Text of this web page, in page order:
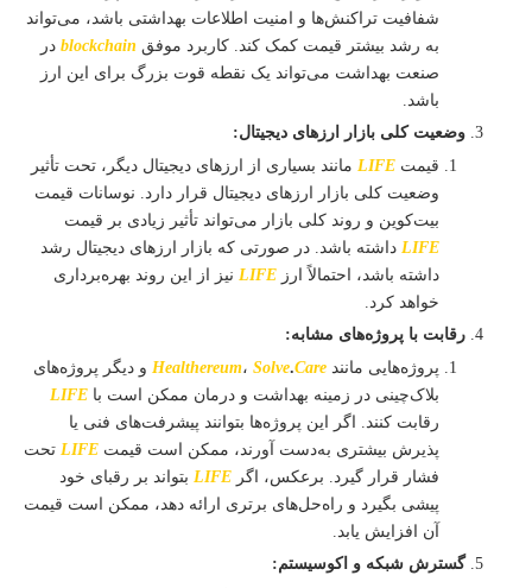
شفافیت تراکنش‌ها و امنیت اطلاعات بهداشتی باشد، می‌تواند
به رشد بیشتر قیمت کمک کند. کاربرد موفق blockchain در
صنعت بهداشت می‌تواند یک نقطه قوت بزرگ برای این ارز
باشد.
وضعیت کلی بازار ارزهای دیجیتال:
قیمت LIFE مانند بسیاری از ارزهای دیجیتال دیگر، تحت تأثیر
وضعیت کلی بازار ارزهای دیجیتال قرار دارد. نوسانات قیمت
بیت‌کوین و روند کلی بازار می‌تواند تأثیر زیادی بر قیمت
LIFE داشته باشد. در صورتی که بازار ارزهای دیجیتال رشد
داشته باشد، احتمالاً ارز LIFE نیز از این روند بهره‌برداری
خواهد کرد.
رقابت با پروژه‌های مشابه:
پروژه‌هایی مانند
Healthereum، Solve.Care
و دیگر پروژه‌های
بلاک‌چینی در زمینه بهداشت و درمان ممکن است با LIFE
رقابت کنند. اگر این پروژه‌ها بتوانند پیشرفت‌های فنی یا
پذیرش بیشتری به‌دست آورند، ممکن است قیمت LIFE تحت
فشار قرار گیرد. برعکس، اگر LIFE بتواند بر رقبای خود
پیشی بگیرد و راه‌حل‌های برتری ارائه دهد، ممکن است قیمت
آن افزایش یابد.
گسترش شبکه و اکوسیستم: